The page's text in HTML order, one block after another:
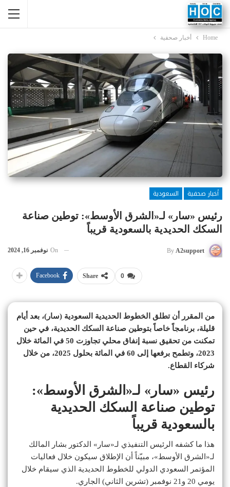
Home أخبار صحفية
أخبار صحفية
السعودية
رئيس «سار» لـ«الشرق الأوسط»: توطين صناعة
السكك الحديدية بالسعودية قريباً
By A2support
On نوفمبر 16, 2024
0
Share
Facebook
من المقرر أن تطلق الخطوط الحديدية السعودية (سار)، بعد أيام
قليلة، برنامجاً خاصاً بتوطين صناعة السكك الحديدية، في حين
تمكنت من تحقيق نسبة إنفاق محلي تجاوزت 50 في المائة خلال
2023، وتطمح برفعها إلى 60 في المائة بحلول 2025، من خلال
شركاء القطاع.
رئيس «سار» لـ«الشرق الأوسط»:
توطين صناعة السكك الحديدية
بالسعودية قريباً
هذا ما كشفه الرئيس التنفيذي لـ«سار» الدكتور بشار المالك
لـ«الشرق الأوسط»، مبيّناً أن الإطلاق سيكون خلال فعاليات
المؤتمر السعودي الدولي للخطوط الحديدية الذي سيقام خلال
يومي 20 و21 نوفمبر (تشرين الثاني) الجاري.